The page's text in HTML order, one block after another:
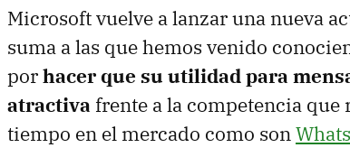
Microsoft vuelve a lanzar una nueva
suma a las que hemos venido
porhacer que su utilidad para
atractiva frente a la competencia
tiempo en el mercado como son